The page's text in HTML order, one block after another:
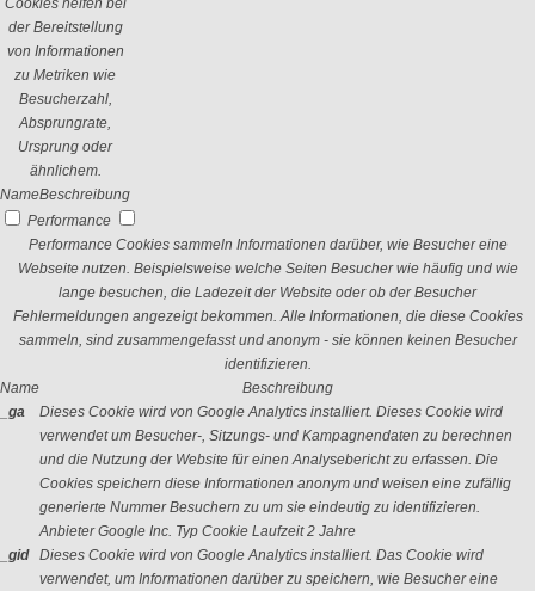
Cookies helfen bei
der Bereitstellung
von Informationen
zu Metriken wie
Besucherzahl,
Absprungrate,
Ursprung oder
ähnlichem.
NameBeschreibung
Performance
Performance Cookies sammeln Informationen darüber, wie Besucher eine
Webseite nutzen. Beispielsweise welche Seiten Besucher wie häufig und wie
lange besuchen, die Ladezeit der Website oder ob der Besucher
Fehlermeldungen angezeigt bekommen. Alle Informationen, die diese Cookies
sammeln, sind zusammengefasst und anonym - sie können keinen Besucher
identifizieren.
Name
Beschreibung
_ga
Dieses Cookie wird von Google Analytics installiert. Dieses Cookie wird
verwendet um Besucher-, Sitzungs- und Kampagnendaten zu berechnen
und die Nutzung der Website für einen Analysebericht zu erfassen. Die
Cookies speichern diese Informationen anonym und weisen eine zufällig
generierte Nummer Besuchern zu um sie eindeutig zu identifizieren.
Anbieter Google Inc. Typ Cookie Laufzeit 2 Jahre
_gid
Dieses Cookie wird von Google Analytics installiert. Das Cookie wird
verwendet, um Informationen darüber zu speichern, wie Besucher eine